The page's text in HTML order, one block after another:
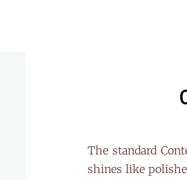
The standard
shines like